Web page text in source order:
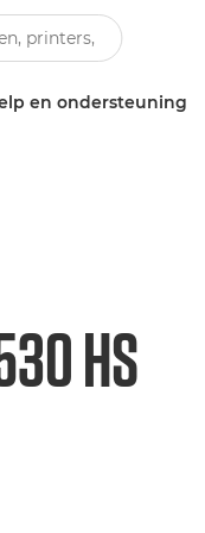
en ondersteuning
HS